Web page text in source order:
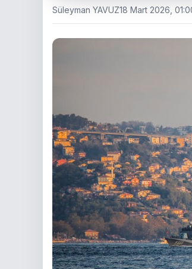
Süleyman YAVUZ18 Mart 2026,